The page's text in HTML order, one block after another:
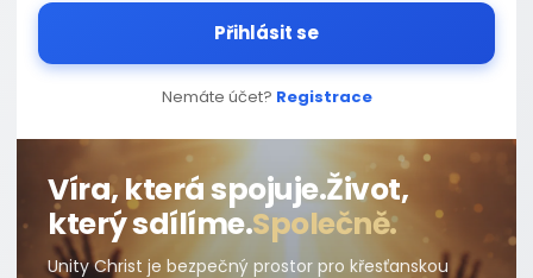
Přihlásit se
Nemáte účet? Registrace
Víra, která spojuje.Život,
který sdílíme.Společně.
Unity Christ je bezpečný prostor pro křesťanskou